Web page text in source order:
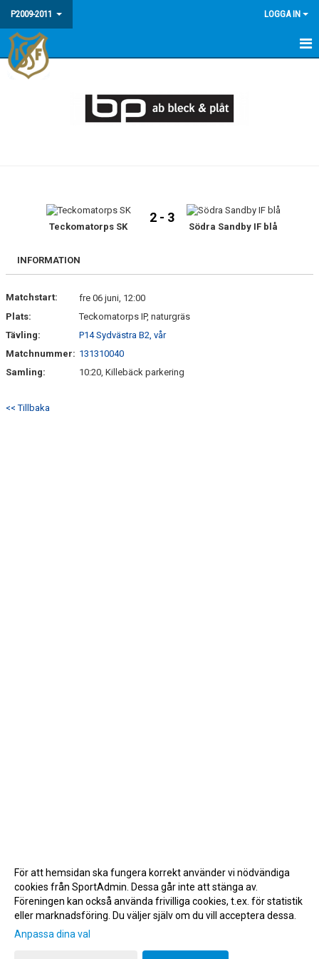
P2009-2011 LOGGA IN
HEM
BILDGALLERI
DOKUMENT
Teckomatorps SK
2 - 3
Södra Sandby IF blå
INFORMATION
Matchstart:
fre 06 juni, 12:00
Plats:
Teckomatorps IP, naturgräs
Tävling:
P14 Sydvästra B2, vår
Matchnummer: 131310040
Samling:
10:20, Killebäck parkering
<< Tillbaka
Gå till Webbversion
För att hemsidan ska fungera korrekt använder vi nödvändiga
cookies från SportAdmin. Dessa går inte att stänga av.
Föreningen kan också använda frivilliga cookies, t.ex. för statistik
eller marknadsföring. Du väljer själv om du vill acceptera dessa.
Anpassa dina val